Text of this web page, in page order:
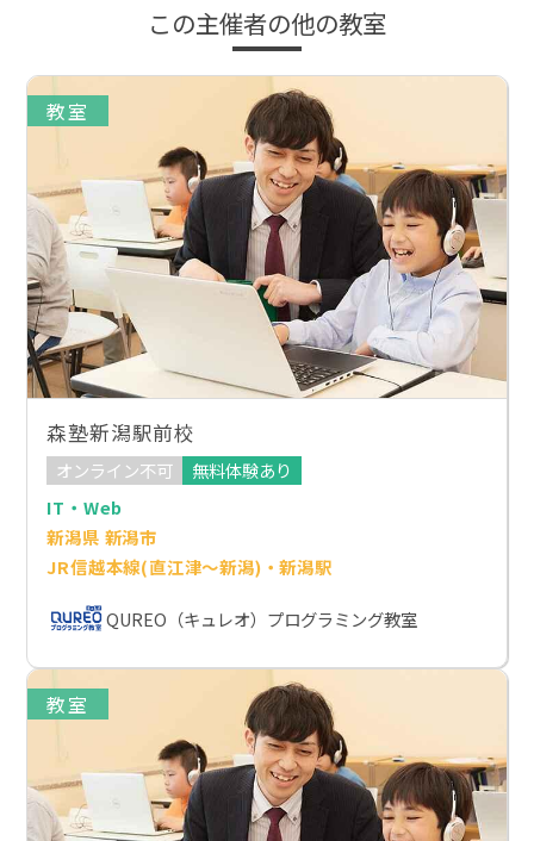
この主催者の他の教室
教室
森塾新潟駅前校
オンライン不可
無料体験あり
IT・Web
新潟県 新潟市
JR信越本線(直江津～新潟)・新潟駅
QUREO（キュレオ）プログラミング教室
教室